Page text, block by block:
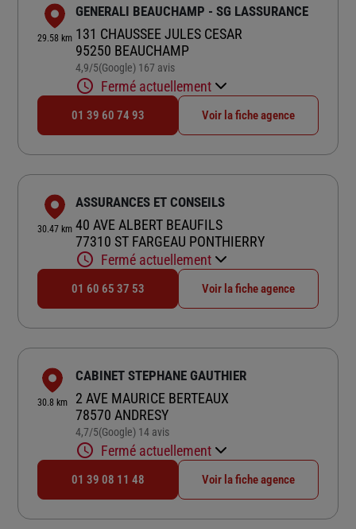
29.58 km
GENERALI BEAUCHAMP - SG LASSURANCE
131 CHAUSSEE JULES CESAR
95250 BEAUCHAMP
4,9/5Note de 4.9 sur 5
(Google) 167 avis
Fermé actuellement
01 39 60 74 93 Voir la fiche agence
30.47 km
ASSURANCES ET CONSEILS
40 AVE ALBERT BEAUFILS
77310 ST FARGEAU PONTHIERRY
Fermé actuellement
01 60 65 37 53 Voir la fiche agence
30.8 km
CABINET STEPHANE GAUTHIER
2 AVE MAURICE BERTEAUX
78570 ANDRESY
4,7/5Note de 4.7 sur 5
(Google) 14 avis
Fermé actuellement
01 39 08 11 48 Voir la fiche agence